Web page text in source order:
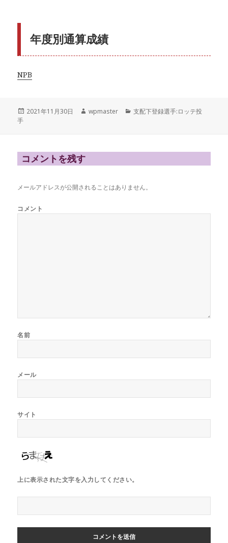
年度別通算成績
NPB
投
2021年11月30日
作
wpmaster
カ
支配下登録選手:ロッテ投
手
コメントを残す
メールアドレスが公開されることはありません。
コメント
名前
メール
サイト
上に表示された文字を入力してください。